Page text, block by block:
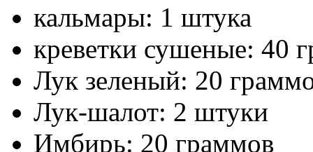
кальмары: 1 штука
креветки сушеные: 40
Лук зеленый: 20
Лук-шалот: 2 штуки
Имбирь: 20 граммов